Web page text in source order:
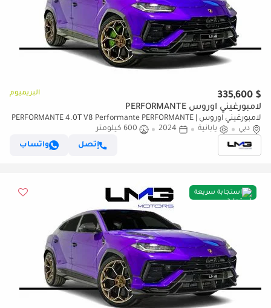
$ 335,600 البريميوم
لامبورغيني اوروس PERFORMANTE
لامبورغيني اوروس PERFORMANTE 4.0T V8 Performante PERFORMANTE |
FULL CARBON INT/EXT | EXTENDED PERFORMANTE TRIM | SUNSHINE
PACKAGE
دبي يابانية 2024
600 كيلومتر
إتصل
واتساب
استجابة سريعة